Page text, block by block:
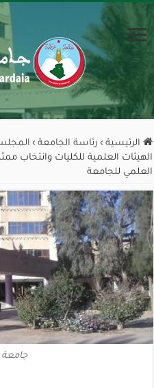
الرئيسية › رئاسة الجامعة ›
الهيئات العلمية للكليات وانتخاب
العلمي للجامعة
جامعة